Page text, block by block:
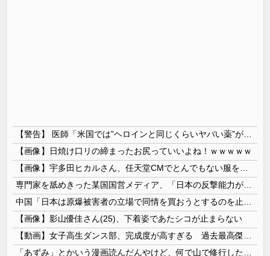
【警告】 医師「米国では”ヘロインと同じくらいヤバい薬”が日本では平気で処方されてる」
【画像】日焼け口リの締まったお尻っていいよね！ｗｗｗｗｗ
【画像】宇多田ヒカルさん、任天堂CMでとんでもない服を着てしまうｗｗｗｗ
専門家を舐めきった某国国営メディア、「日本の反撃能力が地域を不安定化させている」というストーリーで番組制作を進めようとするも……
中国「日本は原爆被害者の立場で同情を買おうとするのを止めろ」
【画像】影山優佳さん(25)、下着姿であたシコが止まらない
【動画】女子高生ダンス部、完成度が高すぎる 過去最高傑作と話題にｗｗｗｗ
「あずみ」とかいう漫画読んだんやけど、何で山で修行しただけの子供達があんなに強いんや